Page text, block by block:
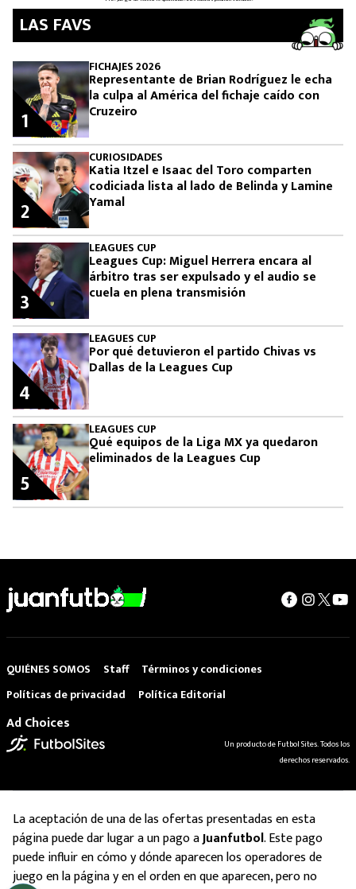
LAS FAVS
FICHAJES 2026
Representante de Brian Rodríguez le echa
la culpa al América del fichaje caído con
Cruzeiro
1
CURIOSIDADES
Katia Itzel e Isaac del Toro comparten
codiciada lista al lado de Belinda y Lamine
Yamal
2
LEAGUES CUP
Leagues Cup: Miguel Herrera encara al
árbitro tras ser expulsado y el audio se
cuela en plena transmisión
3
LEAGUES CUP
Por qué detuvieron el partido Chivas vs
Dallas de la Leagues Cup
4
LEAGUES CUP
Qué equipos de la Liga MX ya quedaron
eliminados de la Leagues Cup
5
QUIÉNES SOMOS Staff
Términos y condiciones
Políticas de privacidad
Política Editorial
Ad Choices
Un producto de Futbol Sites. Todos los
derechos reservados.
La aceptación de una de las ofertas presentadas en esta
página puede dar lugar a un pago aJuanfutbol. Este pago
puede influir en cómo y dónde aparecen los operadores de
juego en la página y en el orden en que aparecen, pero no